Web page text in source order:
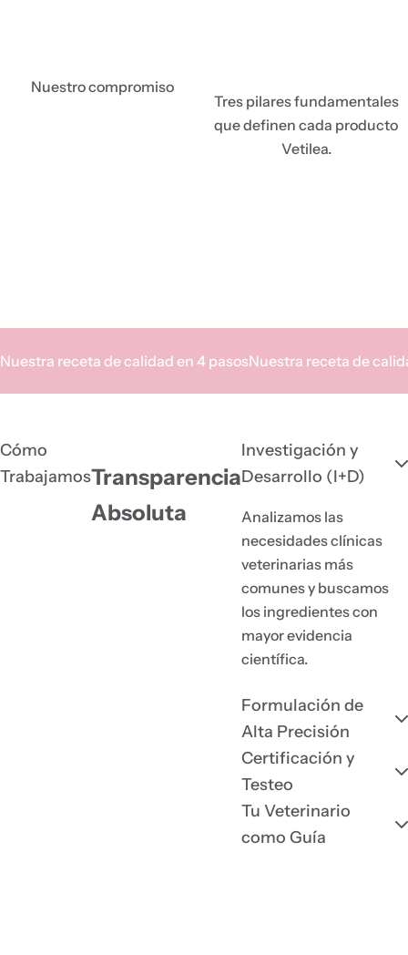
Nuestro compromiso
Tres pilares fundamentales
que definen cada producto
Vetilea.
Nuestra receta de calidad en 4 pasosNuestra receta de
Cómo
TrabajamosTransparencia
Absoluta
Investigación y
Desarrollo (I+D)
Analizamos las
necesidades clínicas
veterinarias más
comunes y buscamos
los ingredientes con
mayor evidencia
científica.
Formulación de
Alta Precisión
Certificación y
Testeo
Tu Veterinario
como Guía